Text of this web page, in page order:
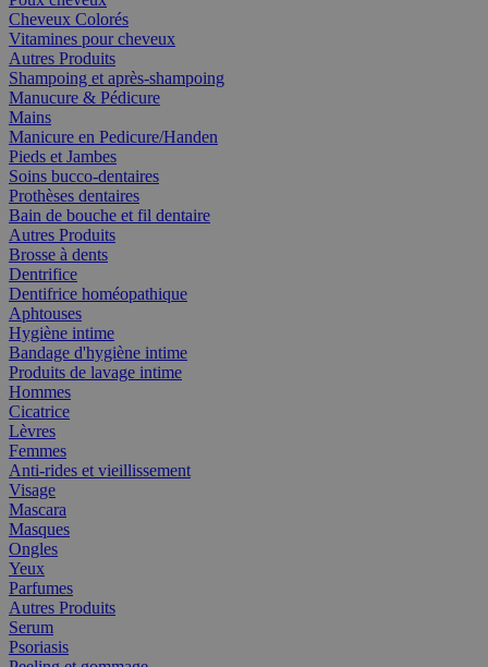
Cheveux Colorés
Vitamines pour cheveux
Autres Produits
Shampoing et après-shampoing
Manucure & Pédicure
Mains
Manicure en Pedicure/Handen
Pieds et Jambes
Soins bucco-dentaires
Prothèses dentaires
Bain de bouche et fil dentaire
Autres Produits
Brosse à dents
Dentrifice
Dentifrice homéopathique
Aphtouses
Hygiène intime
Bandage d'hygiène intime
Produits de lavage intime
Hommes
Cicatrice
Lèvres
Femmes
Anti-rides et vieillissement
Visage
Mascara
Masques
Ongles
Yeux
Parfumes
Autres Produits
Serum
Psoriasis